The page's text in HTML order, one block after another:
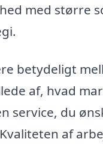
med større
betydeligt
af, hvad
service, du
af